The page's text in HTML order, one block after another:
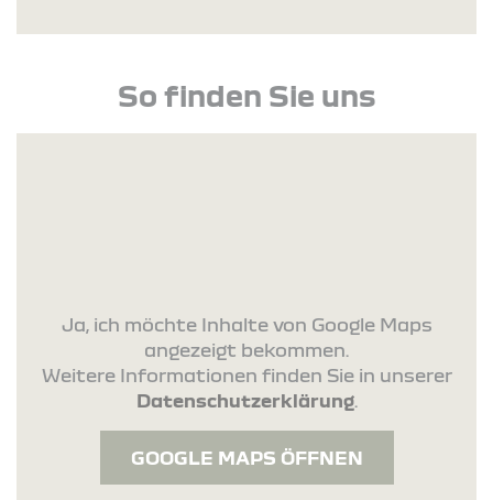
So finden Sie uns
Ja, ich möchte Inhalte von Google Maps
angezeigt bekommen.
Weitere Informationen finden Sie in unserer
Datenschutzerklärung.
GOOGLE MAPS ÖFFNEN